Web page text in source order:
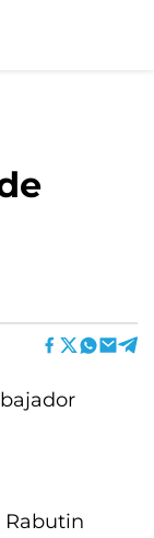
Rabutin